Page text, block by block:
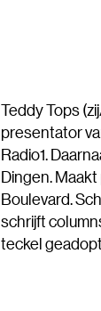
Teddy Tops
presentator
Radio1.
Dingen. Maakt
Boulevard.
schrijft
teckel